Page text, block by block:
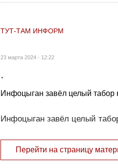
ТУТ-ТАМ ИНФОРМ
23 марта 2024 - 12:22
.
Инфоцыган завёл целый табор
Инфоцыган завёл целый
Перейти на страницу